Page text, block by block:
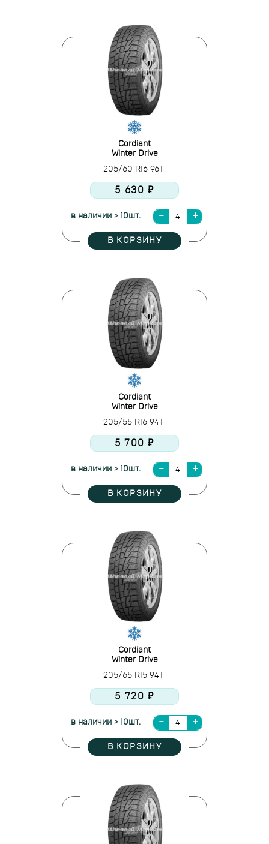
Cordiant
Winter Drive
205/60 R16 96T
5 630 ₽
в наличии > 10шт.
В КОРЗИНУ
Cordiant
Winter Drive
205/55 R16 94T
5 700 ₽
в наличии > 10шт.
В КОРЗИНУ
Cordiant
Winter Drive
205/65 R15 94T
5 720 ₽
в наличии > 10шт.
В КОРЗИНУ